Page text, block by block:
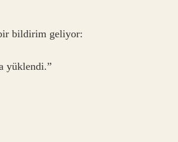
bildirim geliyor:
yüklendi.”